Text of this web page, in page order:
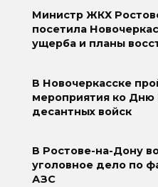
Министр ЖКХ
посетила
ущерба и планы
В Новочеркасске
мероприятия ко
десантных войск
В Ростове-на-Дону
уголовное дело по
АЗС